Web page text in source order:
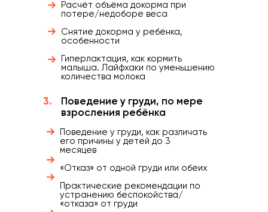
Расчёт объёма докорма при
потере/недоборе веса
Снятие докорма у ребёнка,
особенности
Гиперлактация, как кормить
малыша. Лайфхаки по уменьшению
количества молока
Поведение у груди, по мере
взросления ребёнка
3.
Поведение у груди, как различать
его причины у детей до 3
месяцев
«Отказ» от одной груди или обеих
Практические рекомендации по
устранению беспокойства/
«отказа» от груди